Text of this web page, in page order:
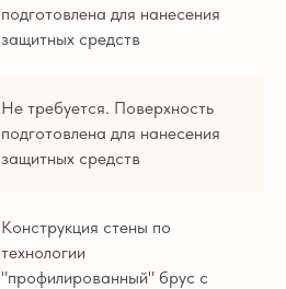
подготовлена для нанесения
защитных средств
Не требуется. Поверхность
подготовлена для нанесения
защитных средств
Конструкция стены по
технологии
"профилированный" брус с